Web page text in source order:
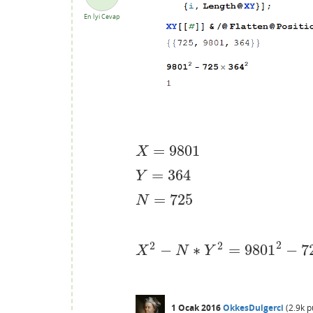
En İyi Cevap
X = 9801
X= 9801
Y = 364
Y= 364
N = 725
N= 725
X2 − N ∗ Y 2 = 98012 −
X2− N∗Y2 =9801 2− 725×3642=1
1 Ocak 2016OkkesDulgerci (2.9k